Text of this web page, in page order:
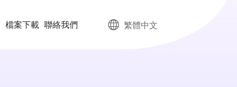
檔案下載 聯絡我們 繁體中文